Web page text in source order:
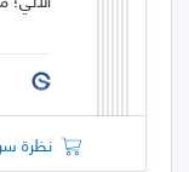
نظرة